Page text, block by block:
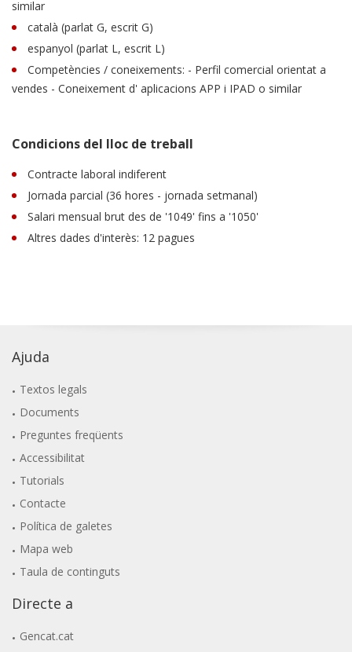
similar
català (parlat G, escrit G)
espanyol (parlat L, escrit L)
Competències / coneixements: - Perfil comercial orientat a
vendes - Coneixement d' aplicacions APP i IPAD o similar
Condicions del lloc de treball
Contracte laboral indiferent
Jornada parcial (36 hores - jornada setmanal)
Salari mensual brut des de '1049' fins a '1050'
Altres dades d'interès: 12 pagues
Ajuda
Textos legals
Documents
Preguntes freqüents
Accessibilitat
Tutorials
Contacte
Política de galetes
Mapa web
Taula de continguts
Directe a
Gencat.cat